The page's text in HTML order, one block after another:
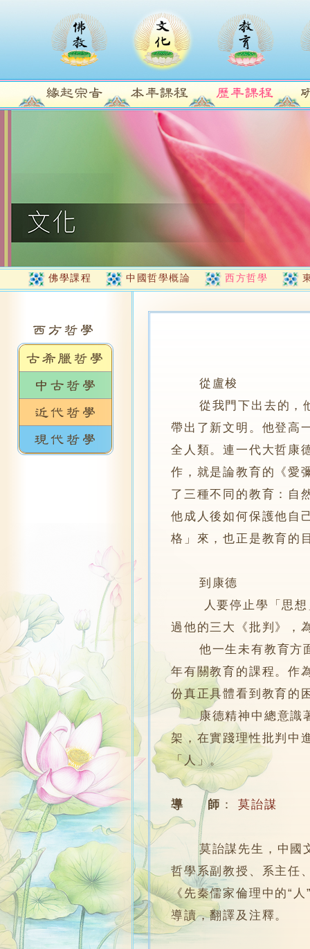
佛學課程 中國哲學概論 西方哲學
從盧梭
從我門下出去的，他
帶出了新文明。他登高
全人類。連一代大哲康
作，就是論教育的《愛
了三種不同的教育：自
他成人後如何保護他自
格」來，也正是教育的
到康德
人要停止學「思想」
過他的三大《批判》
他一生未有教育方面
年有關教育的課程。作
份真正具體看到教育的
康德精神中總意識著
架，在實踐理性批判中
「人」。
導 師 ： 莫詒謀
莫詒謀先生，中國文
哲學系副教授、系主任
《先秦儒家倫理中的“
導讀，翻譯及注釋。